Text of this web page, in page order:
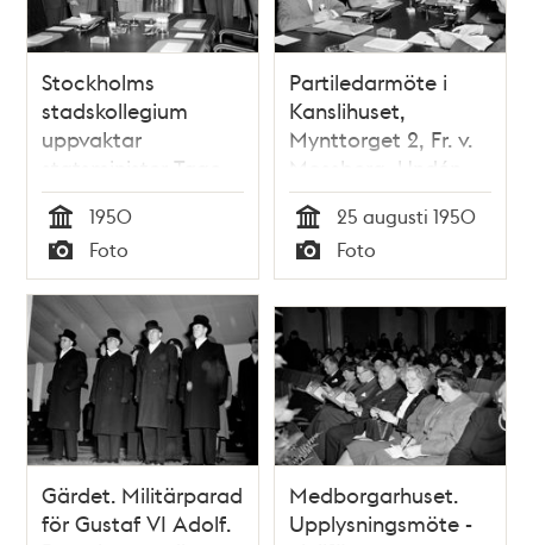
Stockholms
stadskollegium
uppvaktar
statsminister Tage
Erlander och
inrikesminister Eije
Mossberg i
Kanslihuset.
Tid
1950
Typ
Foto
Partiledarmöte i
Kanslihuset,
Mynttorget 2, Fr. v.
Mossberg, Undén,
Erlander, okänd
man
Tid
25 augusti 1950
Typ
Foto
Gärdet. Militärparad
för Gustaf VI Adolf.
Medborgarhuset.
Upplysningsmöte -